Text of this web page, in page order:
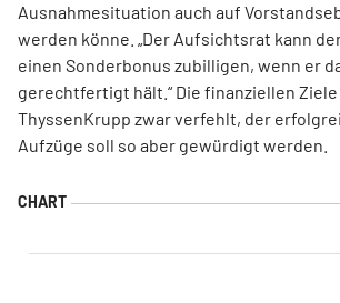
Ausnahmesituation auch auf
werden könne. „Der Aufsichtsrat kann
einen Sonderbonus zubilligen, wenn er
gerechtfertigt hält.“ Die finanziellen
ThyssenKrupp zwar verfehlt, der
Aufzüge soll so aber gewürdigt werden.